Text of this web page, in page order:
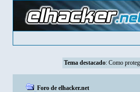
Tema destacado: Como
Foro de elhacker.net